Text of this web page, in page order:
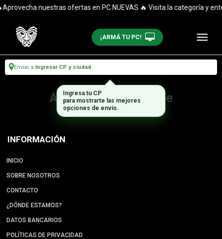
nuestras ofertas en PC NUEVAS 🔥 Visita la categoría y
¡ARMÁ TU PC!
Enviar a Ingresar CP y ciudad
Artículo no disponible
INFORMACIÓN
INICIO
SOBRE NOSOTROS
CONTACTO
¿DÓNDE ESTAMOS?
DATOS BANCARIOS
POLÍTICAS DE PRIVACIDAD
Ingresa tu CP
para mostrarte las mejores
opciones de envío.